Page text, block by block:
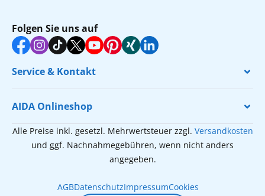
Folgen Sie uns auf
Service & Kontakt
AIDA Onlineshop
Alle Preise inkl. gesetzl. Mehrwertsteuer zzgl. Versandkosten
und ggf. Nachnahmegebühren, wenn nicht anders
angegeben.
AGBDatenschutzImpressumCookies